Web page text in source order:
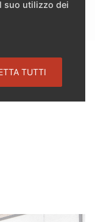
suo utilizzo dei
TUTTI